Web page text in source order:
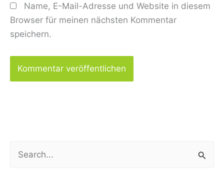
Name, E-Mail-Adresse und Website in diesem
Browser für meinen nächsten Kommentar
speichern.